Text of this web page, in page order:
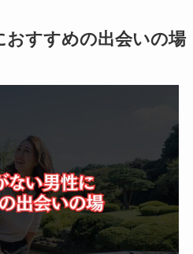
おすすめの出会いの場